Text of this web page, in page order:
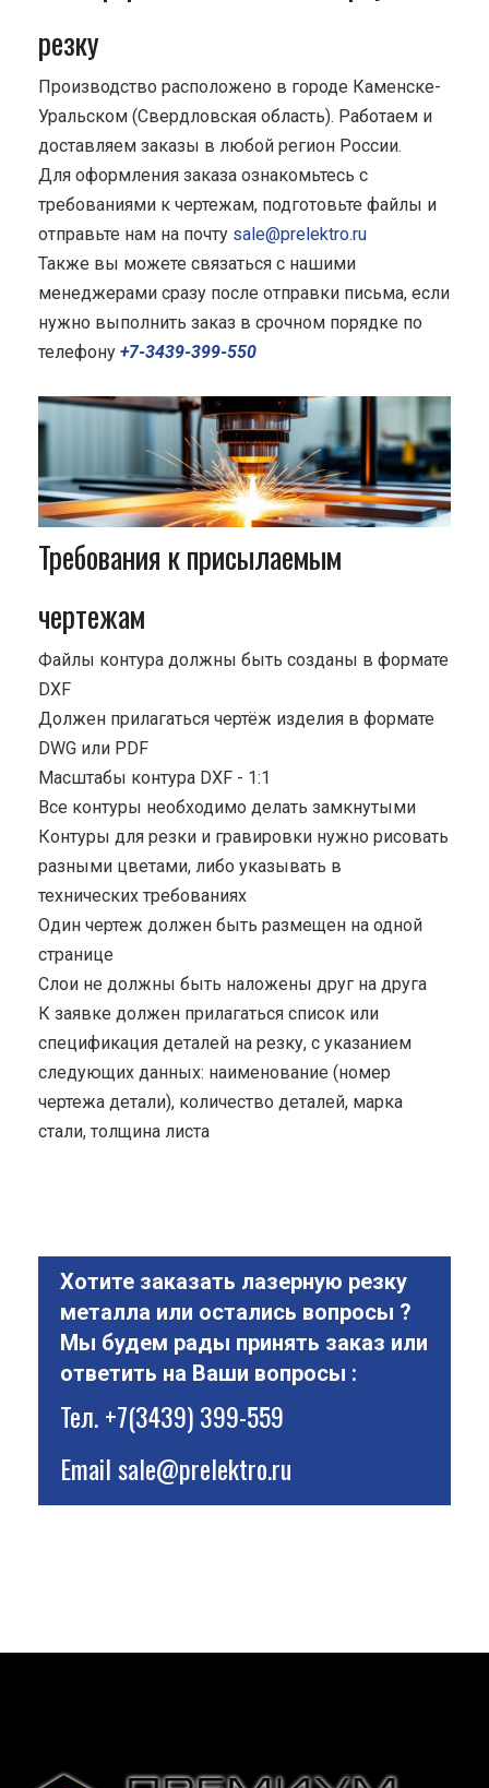
резку
Производство расположено в городе Каменске-
Уральском (Свердловская область). Работаем и
доставляем заказы в любой регион России.
Для оформления заказа ознакомьтесь с
требованиями к чертежам, подготовьте файлы и
отправьте нам на почту sale@prelektro.ru
Также вы можете связаться с нашими
менеджерами сразу после отправки письма, если
нужно выполнить заказ в срочном порядке по
телефону +7-3439-399-550
Требования к присылаемым
чертежам
Файлы контура должны быть созданы в формате
DXF
Должен прилагаться чертёж изделия в формате
DWG или PDF
Масштабы контура DXF - 1:1
Все контуры необходимо делать замкнутыми
Контуры для резки и гравировки нужно рисовать
разными цветами, либо указывать в
технических требованиях
Один чертеж должен быть размещен на одной
странице
Cлои не должны быть наложены друг на друга
К заявке должен прилагаться список или
спецификация деталей на резку, с указанием
следующих данных: наименование (номер
чертежа детали), количество деталей, марка
стали, толщина листа
Хотите заказать лазерную резку
металла или остались вопросы ?
Мы будем рады принять заказ или
ответить на Ваши вопросы :
Тел.+7(3439) 399-559
Emailsale@prelektro.ru